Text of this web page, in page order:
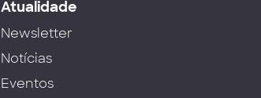
Atualidade
Newsletter
Notícias
Eventos